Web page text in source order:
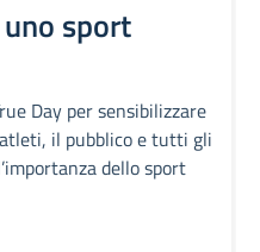
sport
Day per sensibilizzare
il pubblico e tutti gli
dello sport